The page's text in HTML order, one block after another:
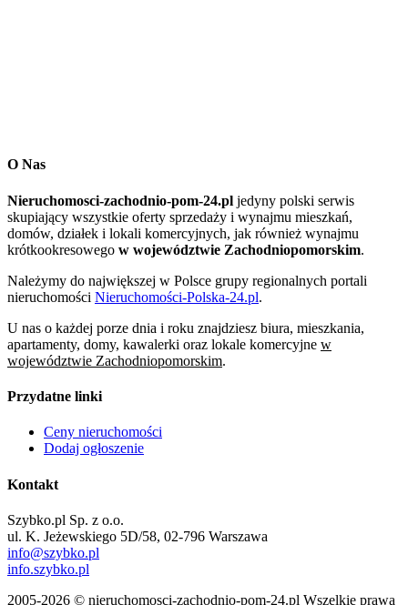
O Nas
Nieruchomosci-zachodnio-pom-24.pl jedyny polski serwis
skupiający wszystkie oferty sprzedaży i wynajmu mieszkań,
domów, działek i lokali komercyjnych, jak również wynajmu
krótkookresowego w województwie Zachodniopomorskim.
Należymy do największej w Polsce grupy regionalnych portali
nieruchomości Nieruchomości-Polska-24.pl.
U nas o każdej porze dnia i roku znajdziesz biura, mieszkania,
apartamenty, domy, kawalerki oraz lokale komercyjne w
województwie Zachodniopomorskim.
Przydatne linki
Ceny nieruchomości
Dodaj ogłoszenie
Kontakt
Szybko.pl Sp. z o.o.
ul. K. Jeżewskiego 5D/58, 02-796 Warszawa
info@szybko.pl
info.szybko.pl
2005-2026 © nieruchomosci-zachodnio-pom-24.pl Wszelkie prawa